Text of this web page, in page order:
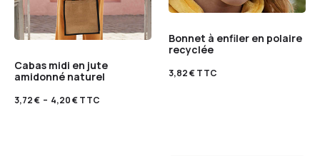
Cabas midi en jute
amidonné naturel
3,72€ – 4,20€TTC
Bonnet à enfiler en polaire
recyclée
3,82€TTC